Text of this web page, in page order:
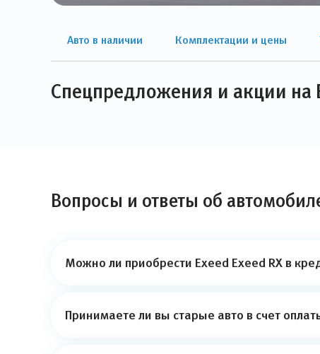
Авто в наличии Комплектации и цены
Спецпредложения и акции на
Вопросы и ответы об
Можно ли приобрести Exeed Exeed RX в
Принимаете ли вы старые авто в счет